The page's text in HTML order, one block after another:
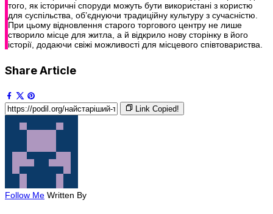
того, як історичні споруди можуть бути використані з користю
для суспільства, об’єднуючи традиційну культуру з сучасністю.
При цьому відновлення старого торгового центру не лише
створило місце для житла, а й відкрило нову сторінку в його
історії, додаючи свіжі можливості для місцевого співтовариства.
Share Article
Link Copied!
Follow Me Written By